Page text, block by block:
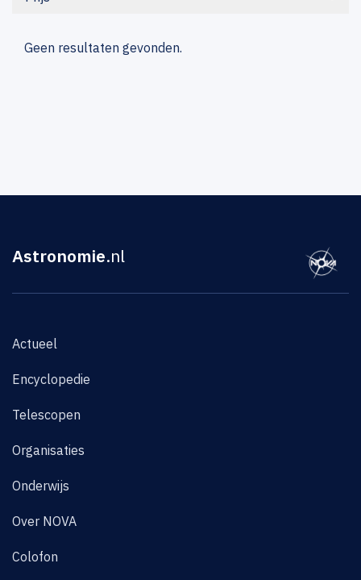
Geen resultaten gevonden.
Astronomie.nl
Actueel
Encyclopedie
Telescopen
Organisaties
Onderwijs
Over NOVA
Colofon